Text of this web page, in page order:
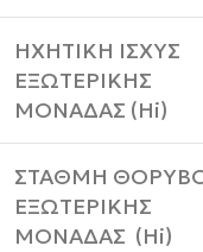
ΗΧΗΤΙΚΗ ΙΣΧΥΣ
ΕΞΩΤΕΡΙΚΗΣ
ΜΟΝΑΔΑΣ (Hi)
ΣΤΑΘΜΗ
ΕΞΩΤΕΡΙΚΗΣ
ΜΟΝΑΔΑΣ (Hi)